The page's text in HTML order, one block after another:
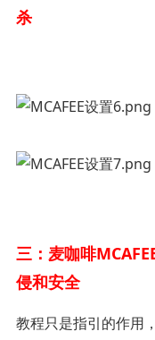
杀
三：麦咖啡
侵和安全
教程只是指引的作用